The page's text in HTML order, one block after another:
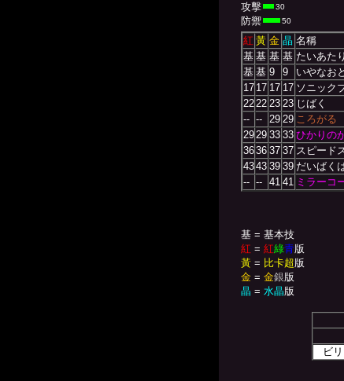
攻擊 30
防禦 50
紅 黃 金 晶 名稱
基 基 基 基 たいあたり
基 基 9 9
いやなおと
17 17 17 17 ソニック
2222 23 23 じばく
-- -- 29 29 ころがる
2929 33 33 ひかりの
3636 37 37 スピード
4343 39 39 だいばく
-- -- 41 41 ミラーコ
基 = 基本技
紅 = 紅綠青版
黃= 比卡超 版
金= 金銀 版
晶 = 水晶 版
ビ